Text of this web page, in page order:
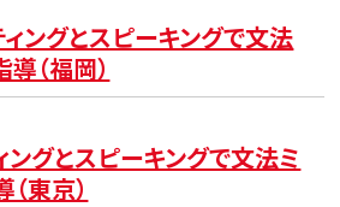
ングとスピーキングで文法
（福岡）
グとスピーキングで文法ミ
東京）